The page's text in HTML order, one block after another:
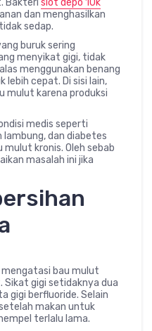
Bakteri slot depo 10k
dan menghasilkan
sedap.
buruk sering
menyikat gigi, tidak
menggunakan benang
lebih cepat. Di sisi lain,
mulut karena produksi
medis seperti
lambung, dan diabetes
kronis. Oleh sebab
masalah ini jika
bau mulut
Sikat gigi setidaknya dua
gigi berfluoride. Selain
makan untuk
terlalu lama.